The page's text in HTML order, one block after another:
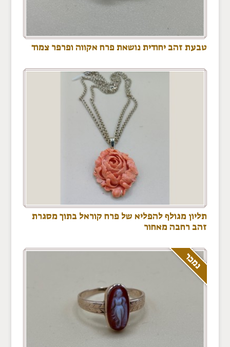
טבעת זהב יחודית נושאת פרח אקווה ופרפר צמוד
תליון מגולף להפליא של פרח קוראל בתוך מסגרת
זהב רחבה מאחור
נמכר